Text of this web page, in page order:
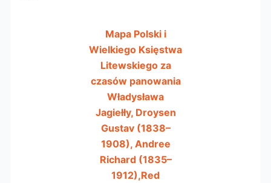
Mapa Polski i
Wielkiego Księstwa
Litewskiego za
czasów panowania
Władysława
Jagiełły, Droysen
Gustav (1838–
1908), Andree
Richard (1835–
1912),Red